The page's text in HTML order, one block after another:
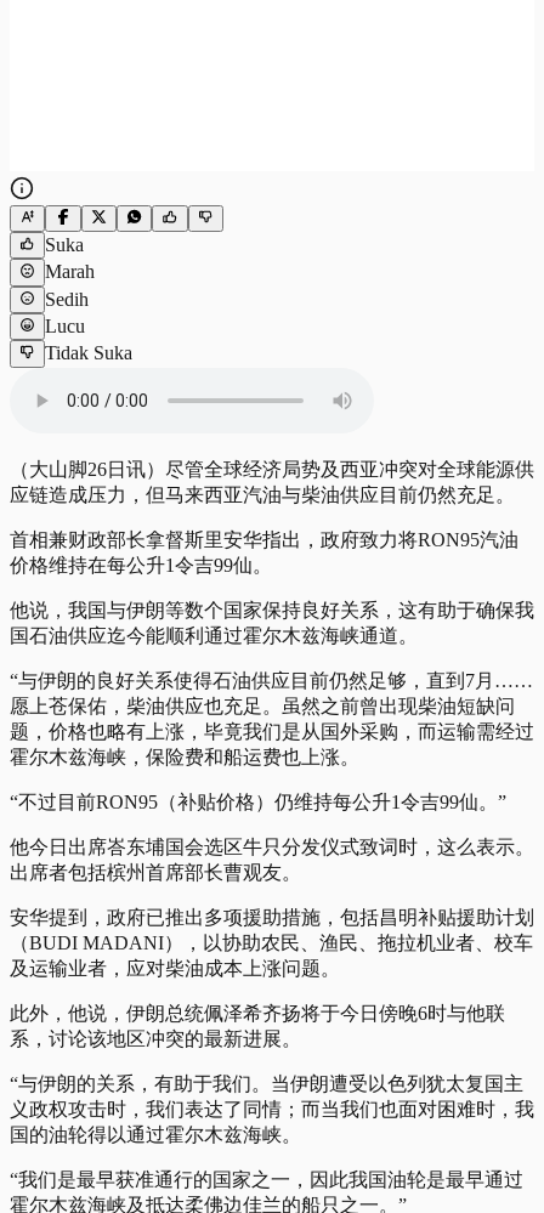
Suka
Marah
Sedih
Lucu
Tidak Suka
（大山脚26日讯）尽管全球经济局势及西亚冲突对全球能源供
应链造成压力，但马来西亚汽油与柴油供应目前仍然充足。
首相兼财政部长拿督斯里安华指出，政府致力将RON95汽油
价格维持在每公升1令吉99仙。
他说，我国与伊朗等数个国家保持良好关系，这有助于确保我
国石油供应迄今能顺利通过霍尔木兹海峡通道。
“与伊朗的良好关系使得石油供应目前仍然足够，直到7月……
愿上苍保佑，柴油供应也充足。虽然之前曾出现柴油短缺问
题，价格也略有上涨，毕竟我们是从国外采购，而运输需经过
霍尔木兹海峡，保险费和船运费也上涨。
“不过目前RON95（补贴价格）仍维持每公升1令吉99仙。”
他今日出席峇东埔国会选区牛只分发仪式致词时，这么表示。
出席者包括槟州首席部长曹观友。
安华提到，政府已推出多项援助措施，包括昌明补贴援助计划
（BUDI MADANI），以协助农民、渔民、拖拉机业者、校车
及运输业者，应对柴油成本上涨问题。
此外，他说，伊朗总统佩泽希齐扬将于今日傍晚6时与他联
系，讨论该地区冲突的最新进展。
“与伊朗的关系，有助于我们。当伊朗遭受以色列犹太复国主
义政权攻击时，我们表达了同情；而当我们也面对困难时，我
国的油轮得以通过霍尔木兹海峡。
“我们是最早获准通行的国家之一，因此我国油轮是最早通过
霍尔木兹海峡及抵达柔佛边佳兰的船只之一。”